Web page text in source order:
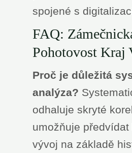
spojené s
FAQ:
Pohotovost Kraj
Proč je důležitá
analýza?
odhaluje skryté
umožňuje
vývoj na základě